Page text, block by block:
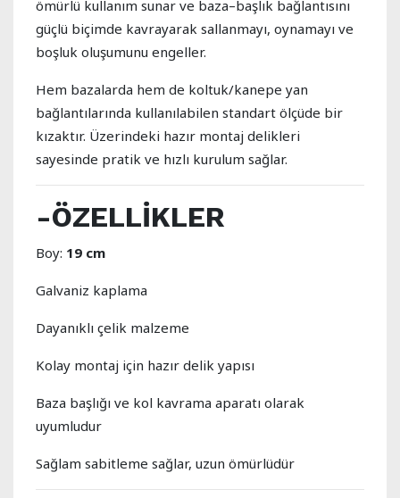
ömürlü kullanım sunar ve baza–başlık bağlantısını
güçlü biçimde kavrayarak sallanmayı, oynamayı ve
boşluk oluşumunu engeller.
Hem bazalarda hem de koltuk/kanepe yan
bağlantılarında kullanılabilen standart ölçüde bir
kızaktır. Üzerindeki hazır montaj delikleri
sayesinde pratik ve hızlı kurulum sağlar.
-ÖZELLİKLER
Boy: 19 cm
Galvaniz kaplama
Dayanıklı çelik malzeme
Kolay montaj için hazır delik yapısı
Baza başlığı ve kol kavrama aparatı olarak
uyumludur
Sağlam sabitleme sağlar, uzun ömürlüdür